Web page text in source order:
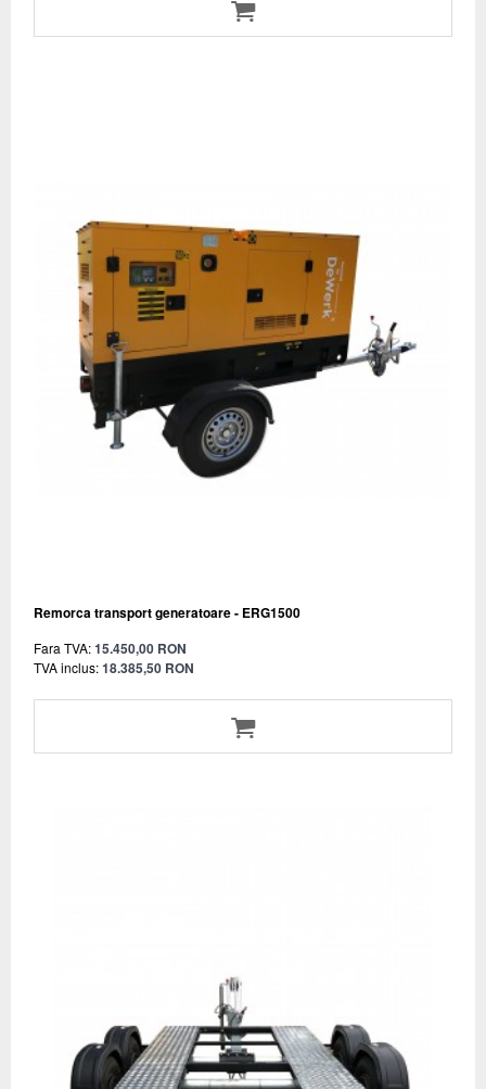
Remorca transport generatoare - ERG1500
Fara TVA:15.450,00 RON
TVA inclus:18.385,50 RON